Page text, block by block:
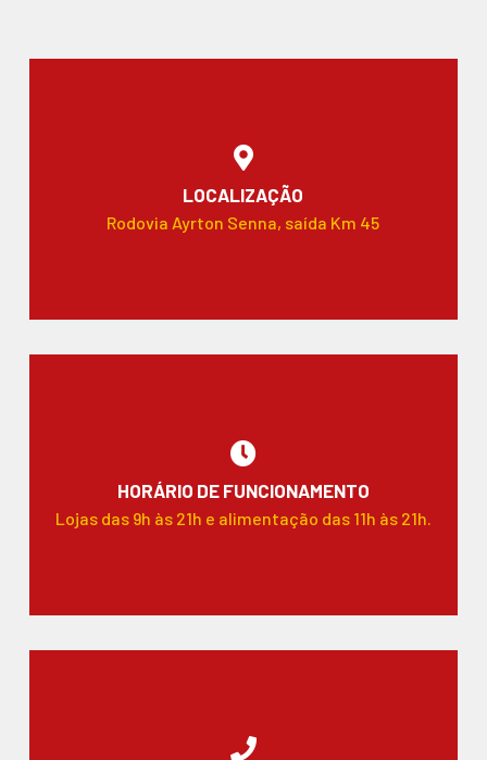
LOCALIZAÇÃO
Rodovia Ayrton Senna, saída Km 45
HORÁRIO DE FUNCIONAMENTO
Lojas das 9h às 21h e alimentação das 11h às 21h.